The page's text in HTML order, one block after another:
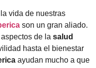
vida de nuestras
son un gran aliado.
de la salud
hasta el bienestar
ayudan mucho a que